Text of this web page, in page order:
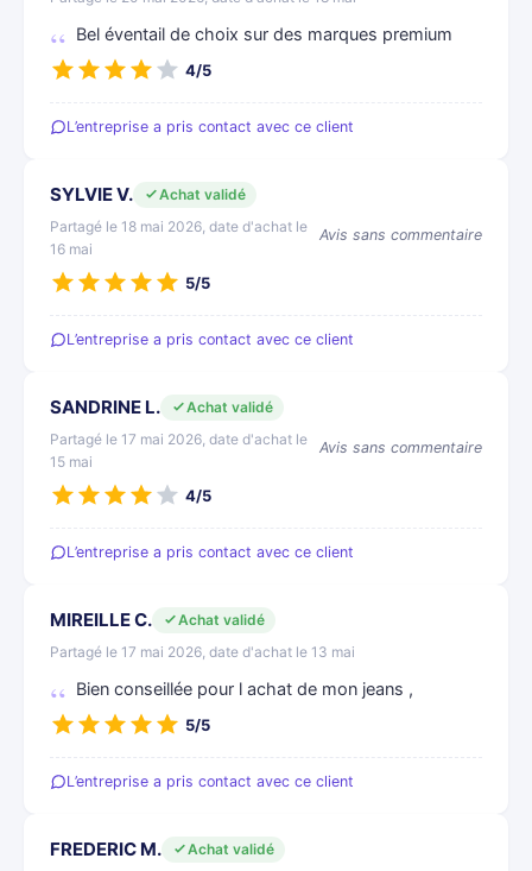
Bel éventail de choix sur des marques premium
4/5
L’entreprise a pris contact avec ce client
SYLVIE V.
Achat validé
Partagé le 18 mai 2026, date d'achat le
16 mai
Avis sans commentaire
5/5
L’entreprise a pris contact avec ce client
SANDRINE L.
Achat validé
Partagé le 17 mai 2026, date d'achat le
15 mai
Avis sans commentaire
4/5
L’entreprise a pris contact avec ce client
MIREILLE C.
Achat validé
Partagé le 17 mai 2026, date d'achat le 13 mai
Bien conseillée pour l achat de mon jeans ,
5/5
L’entreprise a pris contact avec ce client
FREDERIC M.
Achat validé